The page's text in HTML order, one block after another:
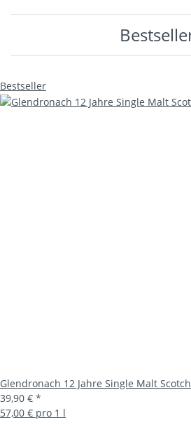
Bestseller
Glendronach 12 Jahre Single Malt
39,90 € *
57,00 € pro 1 l